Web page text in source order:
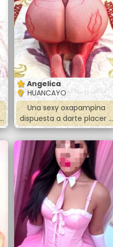
Angelica
HUANCAYO
Una sexy oxapampina
dispuesta a darte placer a
montones.